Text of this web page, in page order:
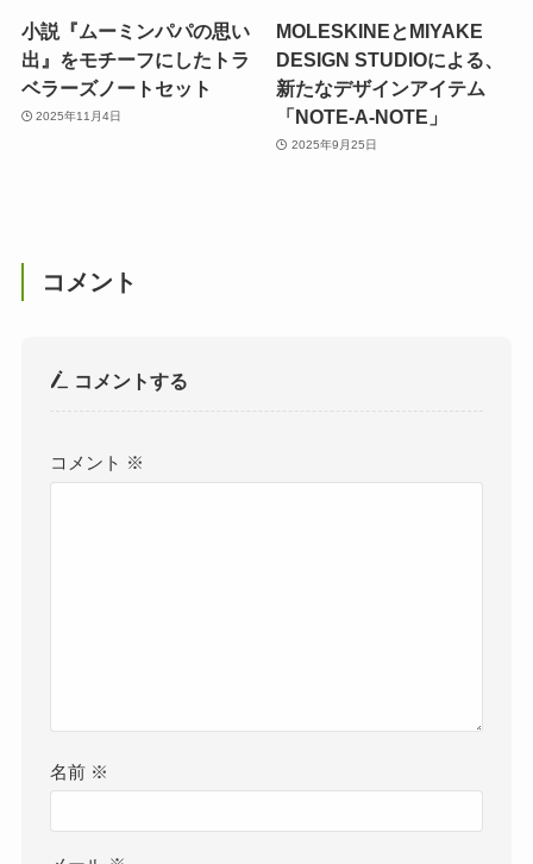
小説『ムーミンパパの思い
出』をモチーフにしたトラ
ベラーズノートセット
2025年11月4日
MOLESKINEとMIYAKE
DESIGN STUDIOによる、
新たなデザインアイテム
「NOTE-A-NOTE」
2025年9月25日
コメント
コメントする
コメント ※
名前 ※